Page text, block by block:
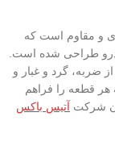
و مقاوم است که
طراحی شده است.
ضربه، گرد و غبار و
قطعه را فراهم
شرکت آتیس باکس